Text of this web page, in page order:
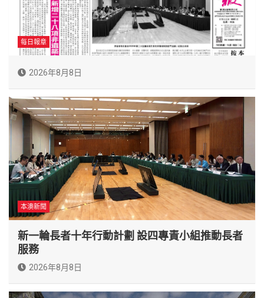
每日報章
2026年8月8日
本澳新聞
新一輪長者十年行動計劃 設四專責小組推動長者
服務
2026年8月8日